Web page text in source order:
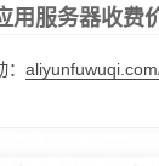
用服务器收费
：